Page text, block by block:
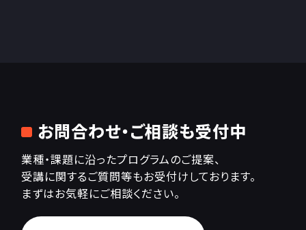
お問合わせ・ご相談も受付中
業種・課題に沿ったプログラムのご提案、
受講に関するご質問等もお受付けしております。
まずはお気軽にご相談ください。